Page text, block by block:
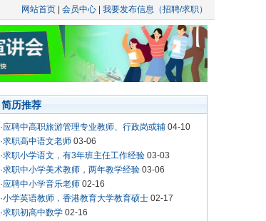
网站首页 会员中心 我要发布信息（招聘/求职）
简历推荐
·应聘中高职旅游管理专业教师、行政岗或辅 04-10
·求职高中语文老师 03-06
·求职小学语文，有3年班主任工作经验 03-03
·求职中小学美术教师，两年教学经验 03-06
·应聘中小学音乐老师 02-16
·小学英语教师，香港教育大学教育硕士 02-17
·求职初高中数学 02-16